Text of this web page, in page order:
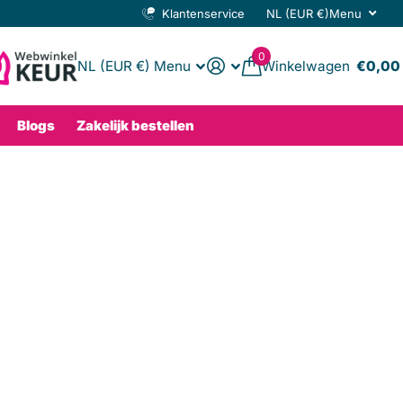
Klantenservice NL (EUR €)Menu
NL (EUR €) Menu Winkelwagen
0
€0,00
Blogs Zakelijk bestellen